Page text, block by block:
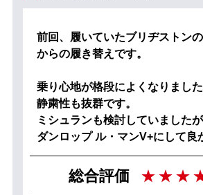
前回、履いていたブリヂストン
からの履き替えです。
乗り心地が格段によくなりました
静粛性も抜群です。
ミシュランも検討していましたが
ダンロップ ル・マンV+にして良
総合評価